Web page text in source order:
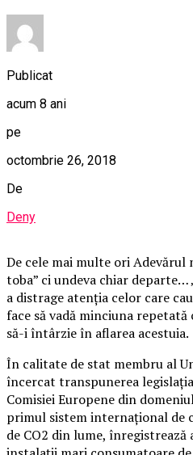
Publicat
acum 8 ani
pe
octombrie 26, 2018
De
Deny
De cele mai multe ori Adevărul
toba” ci undeva chiar departe…
a distrage atenția celor care
face să vadă minciuna repetată
să-i întârzie în aflarea acestuia.
În calitate de stat membru al
încercat transpunerea
Comisiei Europene din
primul sistem internaţional de
de CO2 din lume,